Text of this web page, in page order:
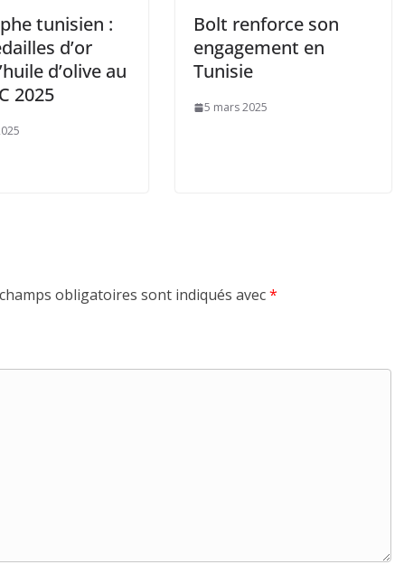
tunisien :
d’or
d’olive au
2025
Bolt renforce son
engagement en
Tunisie
5 mars 2025
obligatoires sont indiqués avec*